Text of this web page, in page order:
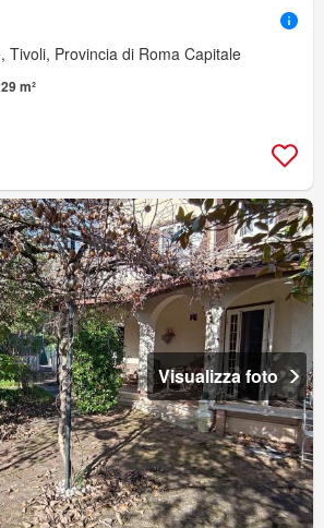
Tivoli, Provincia di Roma Capitale
m²
Visualizza foto